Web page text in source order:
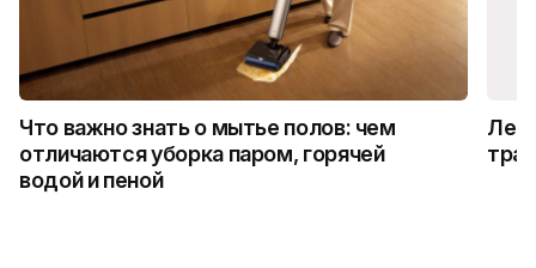
Что важно знать о мытье полов: чем
отличаются уборка паром, горячей
водой и пеной